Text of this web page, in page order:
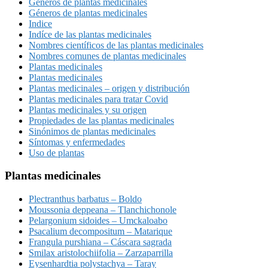
Géneros de plantas medicinales
Indice
Indíce de las plantas medicinales
Nombres científicos de las plantas medicinales
Nombres comunes de plantas medicinales
Plantas medicinales
Plantas medicinales
Plantas medicinales – origen y distribución
Plantas medicinales para tratar Covid
Plantas medicinales y su origen
Propiedades de las plantas medicinales
Sinónimos de plantas medicinales
Síntomas y enfermedades
Uso de plantas
Plantas medicinales
Plectranthus barbatus – Boldo
Moussonia deppeana – Tlanchichonole
Pelargonium sidoides – Umckaloabo
Psacalium decompositum – Matarique
Frangula purshiana – Cáscara sagrada
Smilax aristolochiifolia – Zarzaparrilla
Eysenhardtia polystachya – Taray